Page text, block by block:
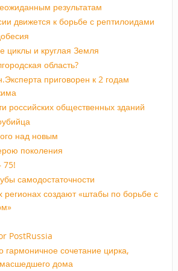
результатам
движется к борьбе с рептилоидами
циклы и круглая Земля
область?
приговорен к 2 годам
российских общественных зданий
над новым
поколения
75!
самодостаточности
регионах создают «штабы по борьбе с
PostRussia
гармоничное сочетание цирка,
дома